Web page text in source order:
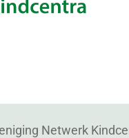
Netwerk